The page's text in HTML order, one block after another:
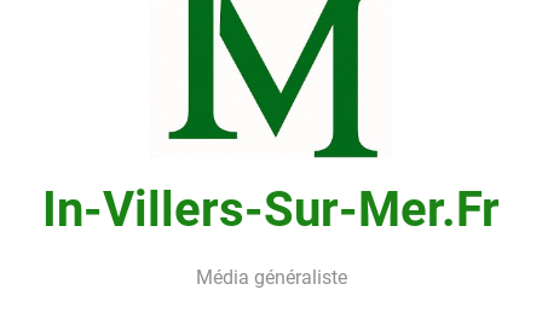
In-Villers-Sur-Mer.fr
Média généraliste